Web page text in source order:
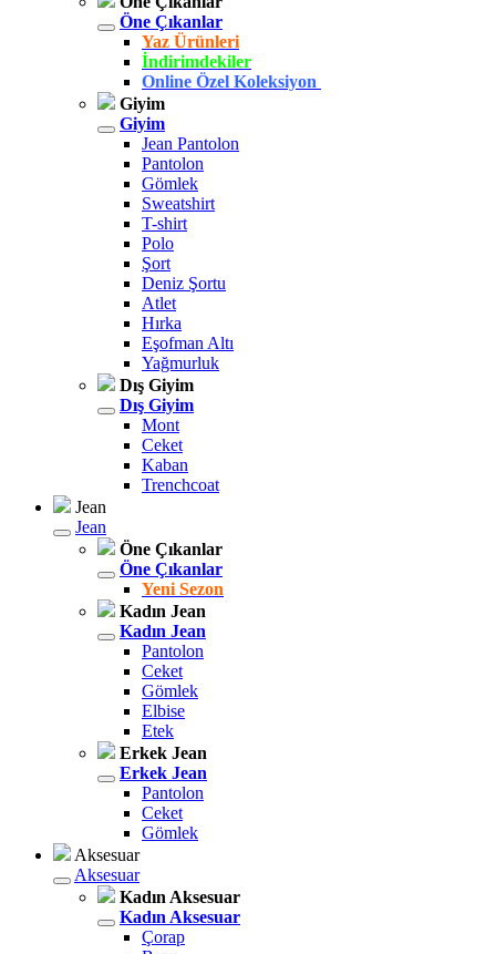
Öne Çıkanlar
Yaz Ürünleri
İndirimdekiler
Online Özel Koleksiyon
Giyim
Giyim
Jean Pantolon
Pantolon
Gömlek
Sweatshirt
T-shirt
Polo
Şort
Deniz Şortu
Atlet
Hırka
Eşofman Altı
Yağmurluk
Dış Giyim
Dış Giyim
Mont
Ceket
Kaban
Trenchcoat
Jean
Jean
Öne Çıkanlar
Öne Çıkanlar
Yeni Sezon
Kadın Jean
Kadın Jean
Pantolon
Ceket
Gömlek
Elbise
Etek
Erkek Jean
Erkek Jean
Pantolon
Ceket
Gömlek
Aksesuar
Aksesuar
Kadın Aksesuar
Kadın Aksesuar
Çorap